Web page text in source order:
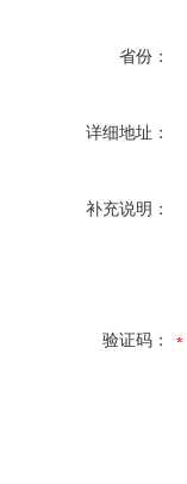
省份：
详细地址：
补充说明：
验证码：